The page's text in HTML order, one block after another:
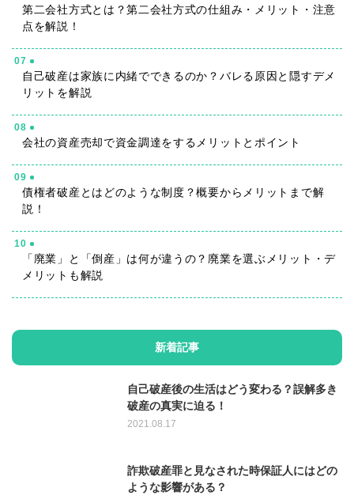
第二会社方式とは？第二会社方式の仕組み・メリット・注意
点を解説！
07
自己破産は家族に内緒でできるのか？バレる原因と隠すデメ
リットを解説
08
会社の資産売却で資金調達をするメリットとポイント
09
債権者破産とはどのような制度？概要からメリットまで解
説！
10
「廃業」と「倒産」は何が違うの？廃業を選ぶメリット・デ
メリットも解説
新着記事
自己破産後の生活はどう変わる？誤解多き
破産の真実に迫る！
2021.08.17
詐欺破産罪と見なされた時保証人にはどの
ような影響がある？